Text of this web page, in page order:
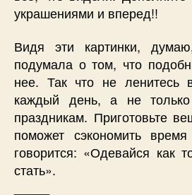
украшениями и вперед!!
Видя эти картинки,
подумала о том, что
нее. Так что не ленитесь
каждый день, а не
праздникам. Приготовьте
поможет сэкономить
говорится: «Одевайся как
стать».